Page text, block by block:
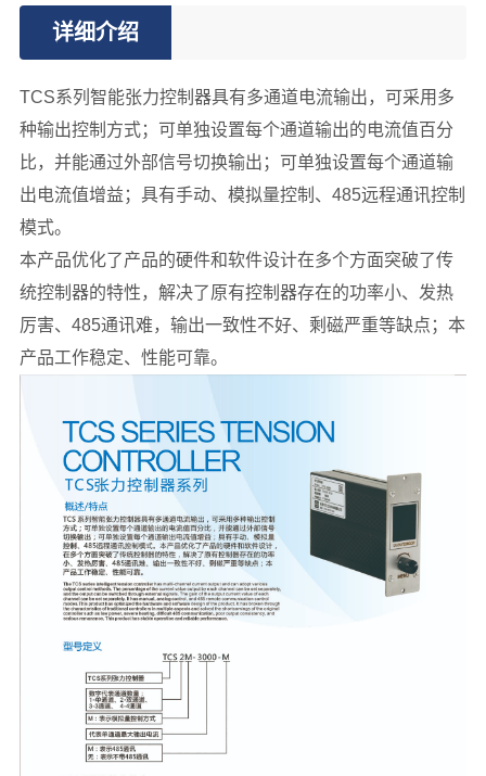
详细介绍
TCS系列智能张力控制器具有多通道电流输出，可采用多
种输出控制方式；可单独设置每个通道输出的电流值百分
比，并能通过外部信号切换输出；可单独设置每个通道输
出电流值增益；具有手动、模拟量控制、485远程通讯控制
模式。
本产品优化了产品的硬件和软件设计在多个方面突破了传
统控制器的特性，解决了原有控制器存在的功率小、发热
厉害、485通讯难，输出一致性不好、剩磁严重等缺点；本
产品工作稳定、性能可靠。